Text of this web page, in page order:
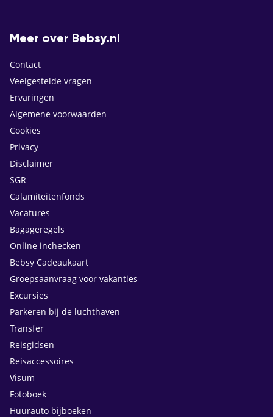
Meer over Bebsy.nl
Contact
Veelgestelde vragen
Ervaringen
Algemene voorwaarden
Cookies
Privacy
Disclaimer
SGR
Calamiteitenfonds
Vacatures
Bagageregels
Online inchecken
Bebsy Cadeaukaart
Groepsaanvraag voor vakanties
Excursies
Parkeren bij de luchthaven
Transfer
Reisgidsen
Reisaccessoires
Visum
Fotoboek
Huurauto bijboeken